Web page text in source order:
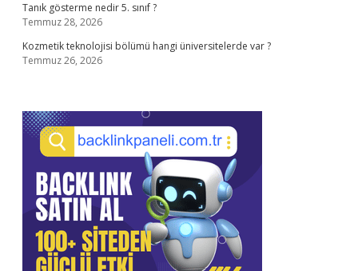
Tanık gösterme nedir 5. sınıf ?
Temmuz 28, 2026
Kozmetik teknolojisi bölümü hangi üniversitelerde var ?
Temmuz 26, 2026